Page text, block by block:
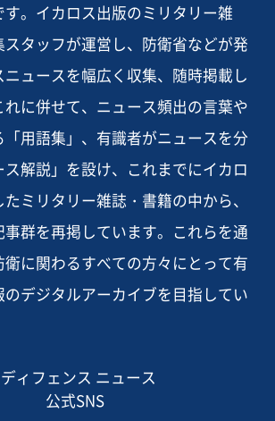
。イカロス出版のミリタリー雑
タッフが運営し、防衛省などが発
ュースを幅広く収集、随時掲載し
に併せて、ニュース頻出の言葉や
用語集」、有識者がニュースを分
解説」を設け、これまでにイカロ
ミリタリー雑誌・書籍の中から、
群を再掲しています。これらを通
衛に関わるすべての方々にとって有
デジタルアーカイブを目指してい
ィフェンス ニュース
公式SNS